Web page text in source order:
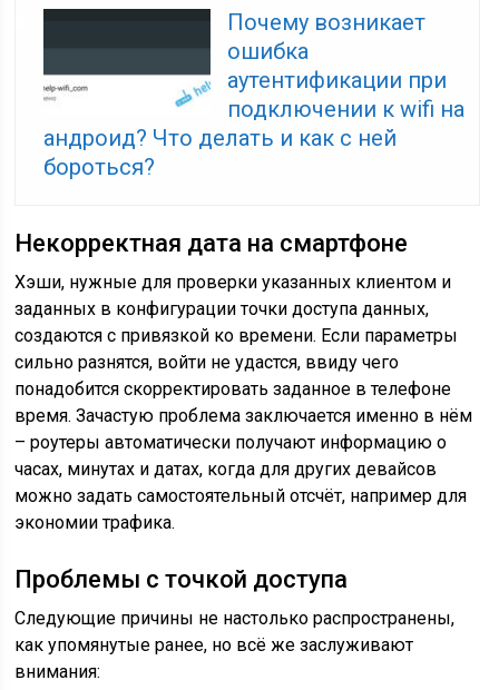
Почему возникает
ошибка
аутентификации при
подключении к wifi на
андроид? Что делать и как с ней
бороться?
Некорректная дата на смартфоне
Хэши, нужные для проверки указанных клиентом и
заданных в конфигурации точки доступа данных,
создаются с привязкой ко времени. Если параметры
сильно разнятся, войти не удастся, ввиду чего
понадобится скорректировать заданное в телефоне
время. Зачастую проблема заключается именно в нём
– роутеры автоматически получают информацию о
часах, минутах и датах, когда для других девайсов
можно задать самостоятельный отсчёт, например для
экономии трафика.
Проблемы с точкой доступа
Следующие причины не настолько распространены,
как упомянутые ранее, но всё же заслуживают
внимания: